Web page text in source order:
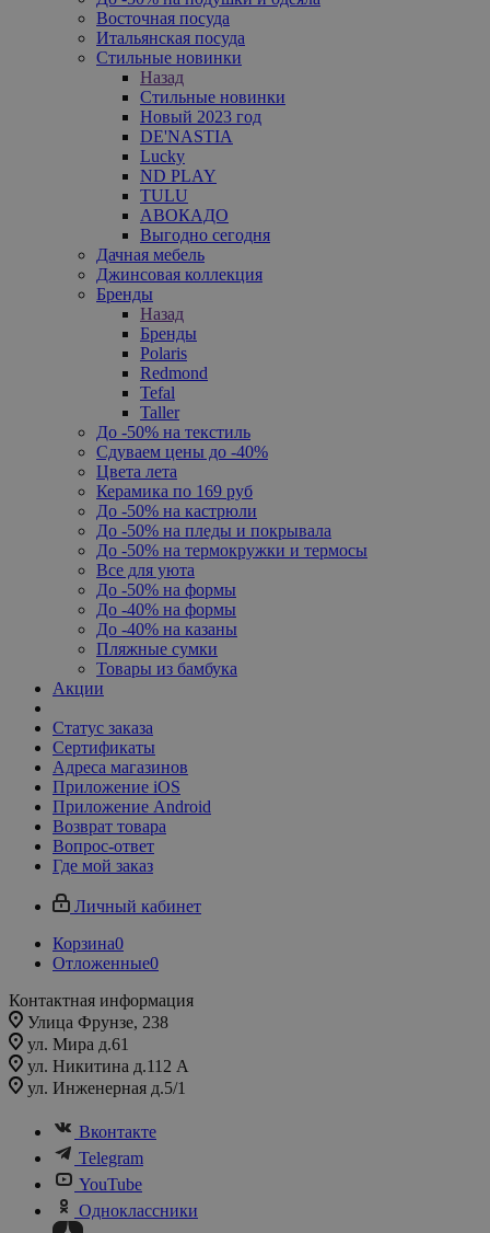
Восточная посуда
Итальянская посуда
Стильные новинки
Назад
Стильные новинки
Новый 2023 год
DE'NASTIA
Lucky
ND PLAY
TULU
АВОКАДО
Выгодно сегодня
Дачная мебель
Джинсовая коллекция
Бренды
Назад
Бренды
Polaris
Redmond
Tefal
Taller
До -50% на текстиль
Сдуваем цены до -40%
Цвета лета
Керамика по 169 руб
До -50% на кастрюли
До -50% на пледы и покрывала
До -50% на термокружки и термосы
Все для уюта
До -50% на формы
До -40% на формы
До -40% на казаны
Пляжные сумки
Товары из бамбука
Акции
Статус заказа
Сертификаты
Адреса магазинов
Приложение iOS
Приложение Android
Возврат товара
Вопрос-ответ
Где мой заказ
Личный кабинет
Корзина0
Отложенные0
Контактная информация
Улица Фрунзе, 238​
ул. Мира д.61
ул. Никитина д.112 А
ул. Инженерная д.5/1
Вконтакте
Telegram
YouTube
Одноклассники